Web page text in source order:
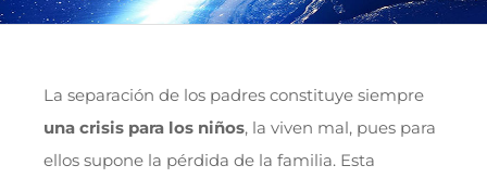
La separación de los padres constituye siempre
una crisis para los niños, la viven mal, pues para
ellos supone la pérdida de la familia. Esta